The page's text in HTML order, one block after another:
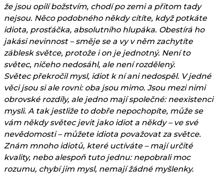
že jsou opilí božstvím, chodí po zemi a přitom tady
nejsou. Něco podobného někdy cítíte, když potkáte
idiota, prosťáčka, absolutního hlupáka. Obestírá ho
jakási nevinnost – směje se a vy v něm zachytíte
záblesk světce, protože i on je jednotný. Není to
světec, ničeho nedosáhl, ale není rozdělený.
Světec překročil mysl, idiot k ní ani nedospěl. V jedné
věci jsou si ale rovni: oba jsou mimo. Jsou mezi nimi
obrovské rozdíly, ale jedno mají společné: neexistenci
mysli. A tak jestliže to dobře nepochopíte, může se
vám někdy světec jevit jako idiot a někdy – ve své
nevědomosti – můžete idiota považovat za světce.
Znám mnoho idiotů, které uctíváte – mají určité
kvality, nebo alespoň tuto jednu: nepobrali moc
rozumu, chybí jim mysl, nemají žádné myšlenky.